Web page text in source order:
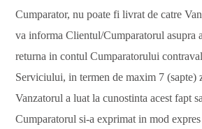
Cumparator, nu poate fi livrat de catre
va informa Clientul/Cumparatorul asupra
returna in contul Cumparatorului
Serviciului, in termen de maxim 7 (sapte)
Vanzatorul a luat la cunostinta acest fapt
Cumparatorul si-a exprimat in mod